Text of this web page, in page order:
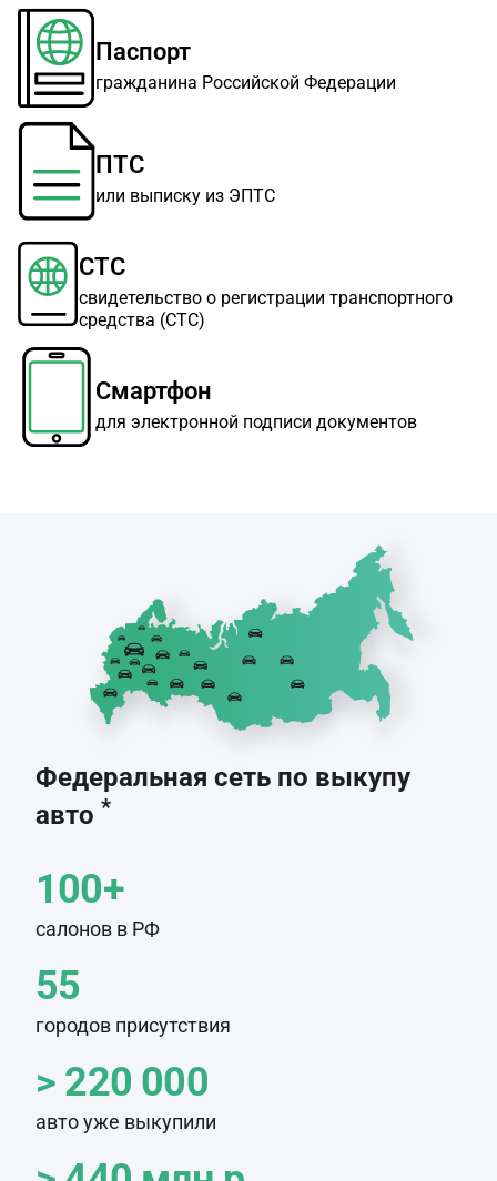
Паспорт
гражданина Российской Федерации
ПТС
или выписку из ЭПТС
СТС
свидетельство о регистрации транспортного
средства (СТС)
Смартфон
для электронной подписи документов
Федеральная сеть по выкупу
авто *
100+
салонов в РФ
55
городов присутствия
> 220 000
авто уже выкупили